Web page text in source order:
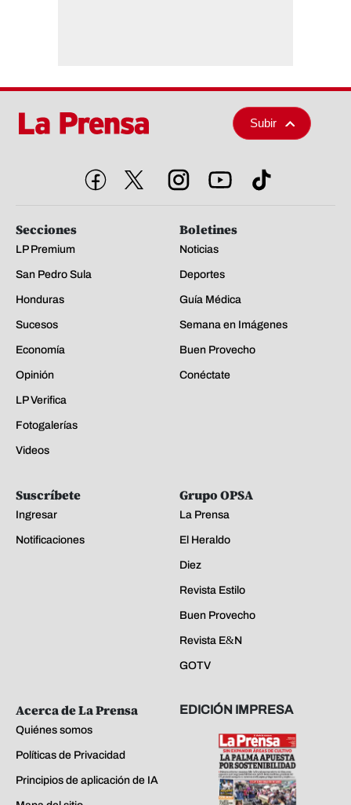
Subir
Secciones
LP Premium
San Pedro Sula
Honduras
Sucesos
Economía
Opinión
LP Verifica
Fotogalerías
Videos
Boletines
Noticias
Deportes
Guía Médica
Semana en Imágenes
Buen Provecho
Conéctate
Suscríbete
Ingresar
Notificaciones
Grupo OPSA
La Prensa
El Heraldo
Diez
Revista Estilo
Buen Provecho
Revista E&N
GOTV
Acerca de La Prensa
Quiénes somos
Políticas de Privacidad
Principios de aplicación de IA
EDICIÓN IMPRESA